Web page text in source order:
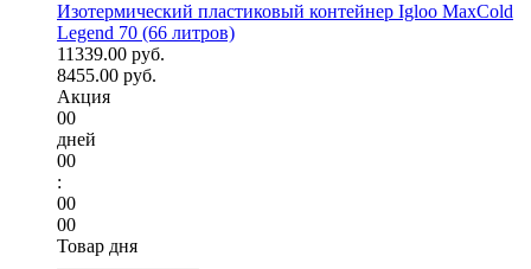
Изотермический пластиковый контейнер Igloo MaxCold
Legend 70 (66 литров)
11339.00 руб.
8455.00 руб.
Акция
00
дней
00
:
00
00
Товар дня